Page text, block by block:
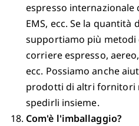
espresso internazionale
EMS, ecc. Se la quantità
supportiamo più metodi
corriere espresso,
ecc. Possiamo anche
prodotti di altri fornitori
spedirli insieme.
Com'è l'imballaggio?